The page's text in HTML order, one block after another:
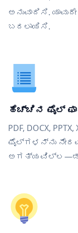
ಅನುವಾದಿಸಿ.
ಬದಲಾಯಿಸಿ.
ಹೆಚ್ಚಿನ ಫೈಲ್
PDF, DOCX,
ಫೈಲ್‌ಗಳನ್ನು